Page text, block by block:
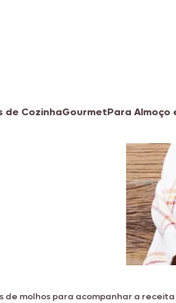
de CozinhaGourmetPara Almoço
de molhos para acompanhar a receita